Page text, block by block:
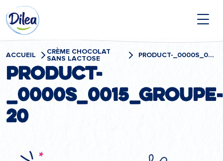
Passer
au
contenu
Dilea
Zero
Lactose
ACCUEIL
CRÈME CHOCOLAT
SANS LACTOSE
PRODUCT-_0000S_0015_GROUPE-20
product-
_0000s_0015_Groupe-
20